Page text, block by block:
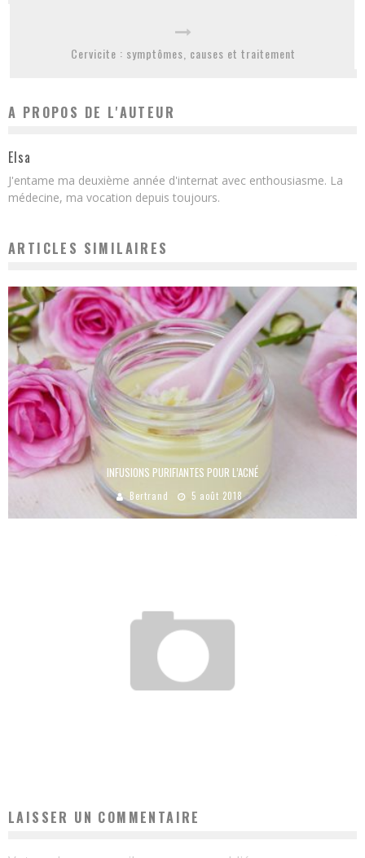
Cervicite : symptômes, causes et traitement
A PROPOS DE L'AUTEUR
Elsa
J'entame ma deuxième année d'internat avec enthousiasme. La
médecine, ma vocation depuis toujours.
ARTICLES SIMILAIRES
INFUSIONS PURIFIANTES POUR L’ACNÉ
Bertrand 5 août 2018
LAISSER UN COMMENTAIRE